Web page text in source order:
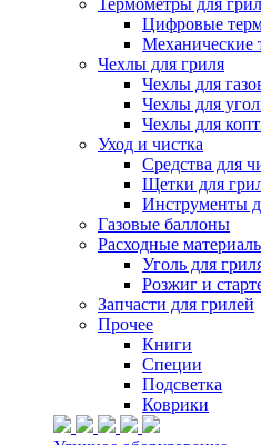
Цифровые
Механические
Чехлы для гриля
Чехлы для
Чехлы для
Чехлы для
Уход и чистка
Средства для
Щетки для
Инструменты
Газовые баллоны
Расходные
Уголь для
Розжиг и
Запчасти для грилей
Прочее
Книги
Специи
Подсветка
Коврики